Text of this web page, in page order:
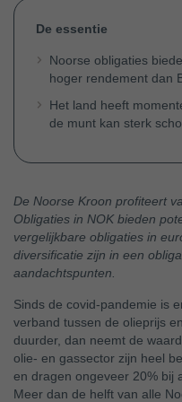
De essentie
Noorse obligaties
hoger rendement dan
Het land heeft
de munt kan sterk
De Noorse Kroon profiteert
Obligaties in NOK bieden
vergelijkbare obligaties in
diversificatie zijn in een
aandachtspunten.
Sinds de covid-pandemie is
verband tussen de olieprijs
duurder, dan neemt de
olie- en gassector zijn heel
en dragen ongeveer 20% bij
Meer dan de helft van alle